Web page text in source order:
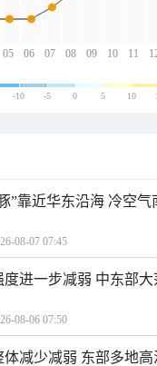
05 06 07 08 09 10 11
-10 -5 0 5 10
”靠近华东沿海 冷空
08-07 07:45
度进一步减弱 中东部
08-06 07:50
体减少减弱 东部多地